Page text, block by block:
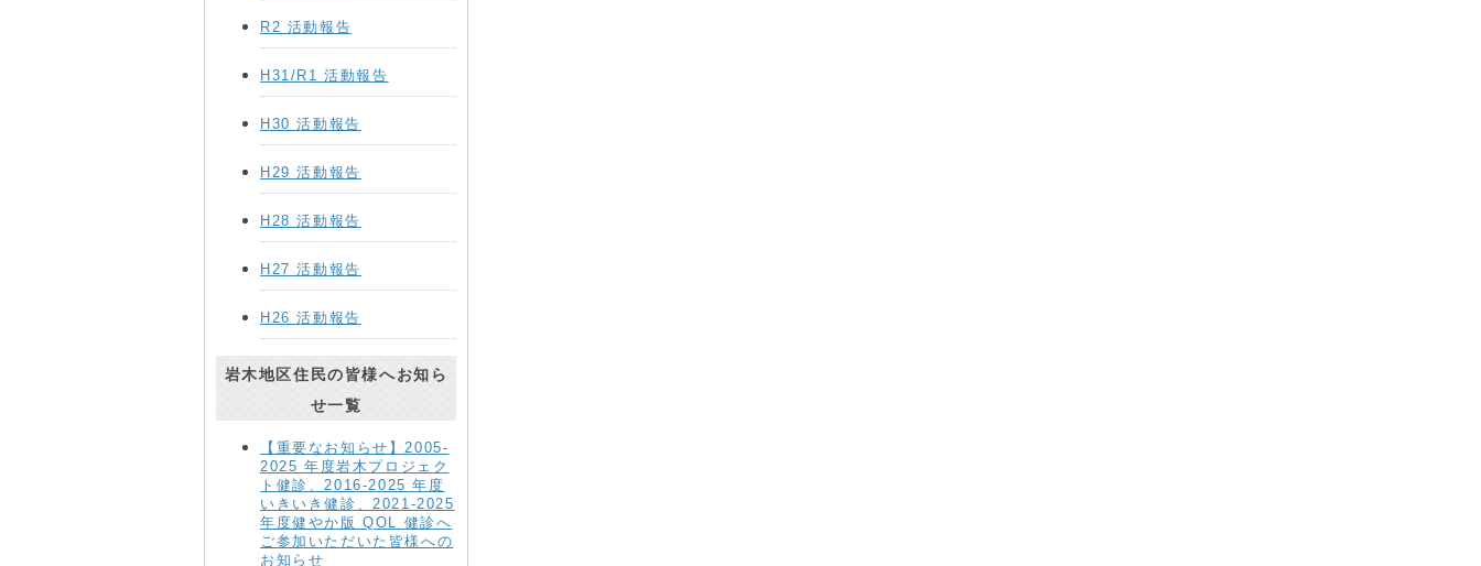
R2 活動報告
H31/R1 活動報告
H30 活動報告
H29 活動報告
H28 活動報告
H27 活動報告
H26 活動報告
岩木地区住民の皆様へお知ら
せ一覧
【重要なお知らせ】2005-
2025 年度岩木プロジェク
ト健診、2016-2025 年度
いきいき健診、2021-2025
年度健やか版 QOL 健診へ
ご参加いただいた皆様への
お知らせ